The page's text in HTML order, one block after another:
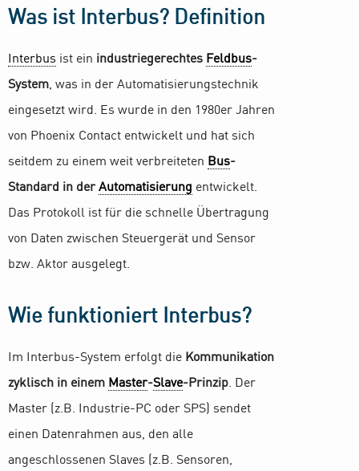
Was ist Interbus? Definition
Interbus ist ein industriegerechtes Feldbus-
System, was in der Automatisierungstechnik
eingesetzt wird. Es wurde in den 1980er Jahren
von Phoenix Contact entwickelt und hat sich
seitdem zu einem weit verbreiteten Bus-
Standard in derAutomatisierung entwickelt.
Das Protokoll ist für die schnelle Übertragung
von Daten zwischen Steuergerät und Sensor
bzw. Aktor ausgelegt.
Wie funktioniert Interbus?
Im Interbus-System erfolgt die Kommunikation
zyklisch in einem Master-Slave-Prinzip. Der
Master (z.B. Industrie-PC oder SPS) sendet
einen Datenrahmen aus, den alle
angeschlossenen Slaves (z.B. Sensoren,